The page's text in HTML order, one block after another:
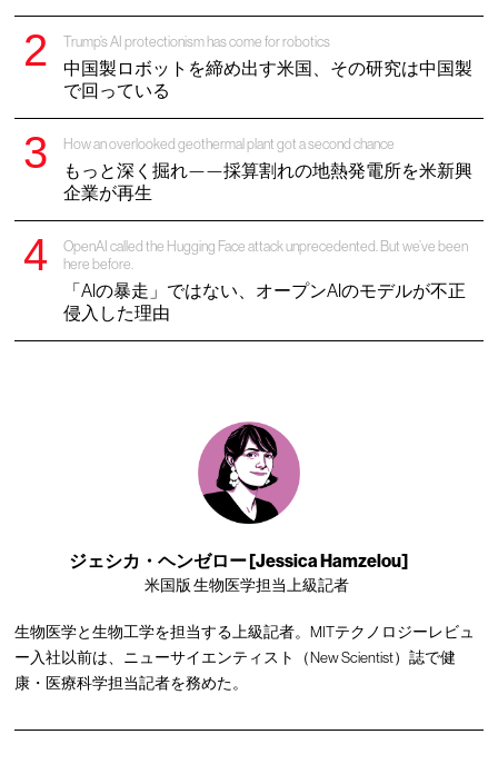
Trump’s AI protectionism has come for robotics
中国製ロボットを締め出す米国、その研究は中国製
で回っている
How an overlooked geothermal plant got a second chance
もっと深く掘れ——採算割れの地熱発電所を米新興
企業が再生
OpenAI called the Hugging Face attack unprecedented. But we’ve been
here before.
「AIの暴走」ではない、オープンAIのモデルが不正
侵入した理由
ジェシカ・ヘンゼロー [Jessica Hamzelou]
米国版 生物医学担当上級記者
生物医学と生物工学を担当する上級記者。MITテクノロジーレビュ
ー入社以前は、ニューサイエンティスト（New Scientist）誌で健
康・医療科学担当記者を務めた。